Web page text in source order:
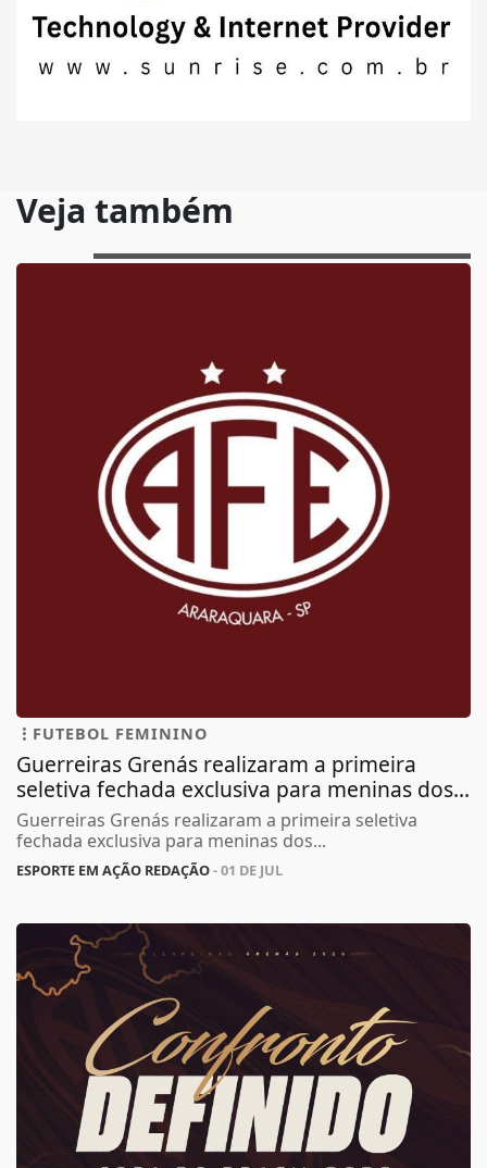
Veja também
FUTEBOL FEMININO
Guerreiras Grenás realizaram a primeira
seletiva fechada exclusiva para meninas dos...
Guerreiras Grenás realizaram a primeira seletiva
fechada exclusiva para meninas dos...
ESPORTE EM AÇÃO REDAÇÃO- 01 DE JUL